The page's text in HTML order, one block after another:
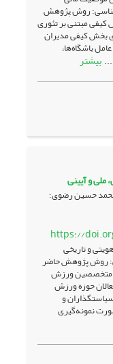
روش پژوهش
مبتنی بر تئوری
بخش کیفی مدیران
باشگاه‌ها،
بیشتر
و آیینی
حسین رضوی؛
https://
و تاریخی
روش پژوهش حاضر
متخصصین ورزش
حوزه ورزش
و
نمونه‌گیری